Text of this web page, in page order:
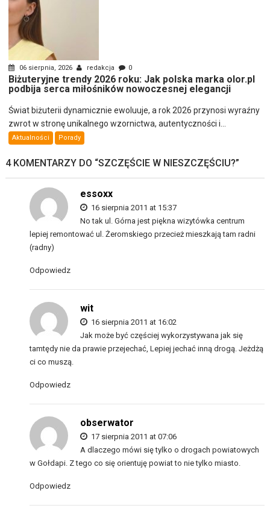
06 sierpnia, 2026 redakcja 0
Biżuteryjne trendy 2026 roku: Jak polska marka olor.pl
podbija serca miłośników nowoczesnej elegancji
Świat biżuterii dynamicznie ewoluuje, a rok 2026 przynosi wyraźny
zwrot w stronę unikalnego wzornictwa, autentyczności i...
Aktualności Porady
4 KOMENTARZY DO “SZCZĘŚCIE W NIESZCZĘŚCIU?”
essoxx
16 sierpnia 2011 at 15:37
No tak ul. Górna jest piękna wizytówka centrum
lepiej remontować ul. Żeromskiego przecież mieszkają tam radni
(radny)
Odpowiedz
wit
16 sierpnia 2011 at 16:02
Jak może być częściej wykorzystywana jak się
tamtędy nie da prawie przejechać, Lepiej jechać inną drogą. Jeżdżą
ci co muszą.
Odpowiedz
obserwator
17 sierpnia 2011 at 07:06
A dlaczego mówi się tylko o drogach powiatowych
w Gołdapi. Z tego co się orientuję powiat to nie tylko miasto.
Odpowiedz